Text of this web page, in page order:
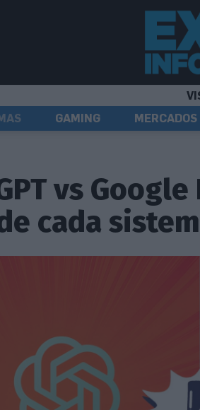
GAMING MERCADOS
vs
cada